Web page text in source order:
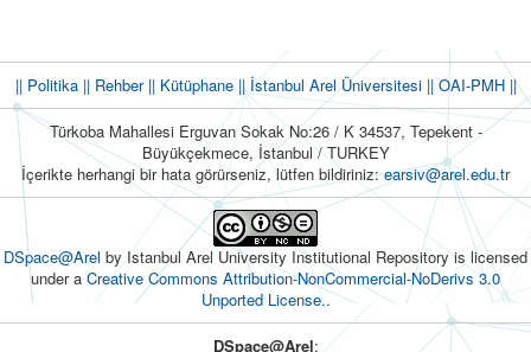
|| Politika|| Rehber|| Kütüphane|| İstanbul Arel Üniversitesi ||OAI-PMH ||
Türkoba Mahallesi Erguvan Sokak No:26 / K 34537, Tepekent -
Büyükçekmece, İstanbul / TURKEY
İçerikte herhangi bir hata görürseniz, lütfen bildiriniz:earsiv@arel.edu.tr
DSpace@Arel by Istanbul Arel University Institutional Repository is licensed
under a Creative Commons Attribution-NonCommercial-NoDerivs 3.0
Unported License..
DSpace@Arel: